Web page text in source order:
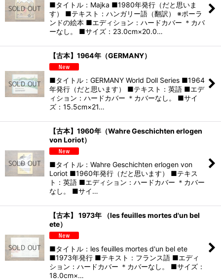
■タイトル：Majka ■1980年発行（だと思いま
す） ■テキスト：ハンガリー語（翻訳） ※ポーラ
ンドの絵本 ■エディション：ハードカバー ＊カバ
ーなし。 ■サイズ：23.0cm×20.0…
【古本】1964年（GERMANY）
■タイトル：GERMANY World Doll Series ■1964
年発行（だと思います） ■テキスト：英語 ■エデ
ィション：ハードカバー ＊カバーなし。 ■サイ
ズ：15.5cm×21…
【古本】1960年（Wahre Geschichten erlogen
von Loriot）
■タイトル：Wahre Geschichten erlogen von
Loriot ■1960年発行（だと思います） ■テキス
ト：英語 ■エディション：ハードカバー ＊カバー
なし。 ■サイ…
【古本】 1973年 （les feuilles mortes d'un bel
ete）
■タイトル：les feuilles mortes d'un bel ete
■1973年発行 ■テキスト：フランス語 ■エディ
ション：ハードカバー ＊カバーなし。 ■サイズ：
18.0cm×…